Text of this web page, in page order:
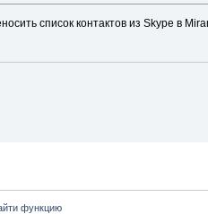
список контактов из Skype в
функцию